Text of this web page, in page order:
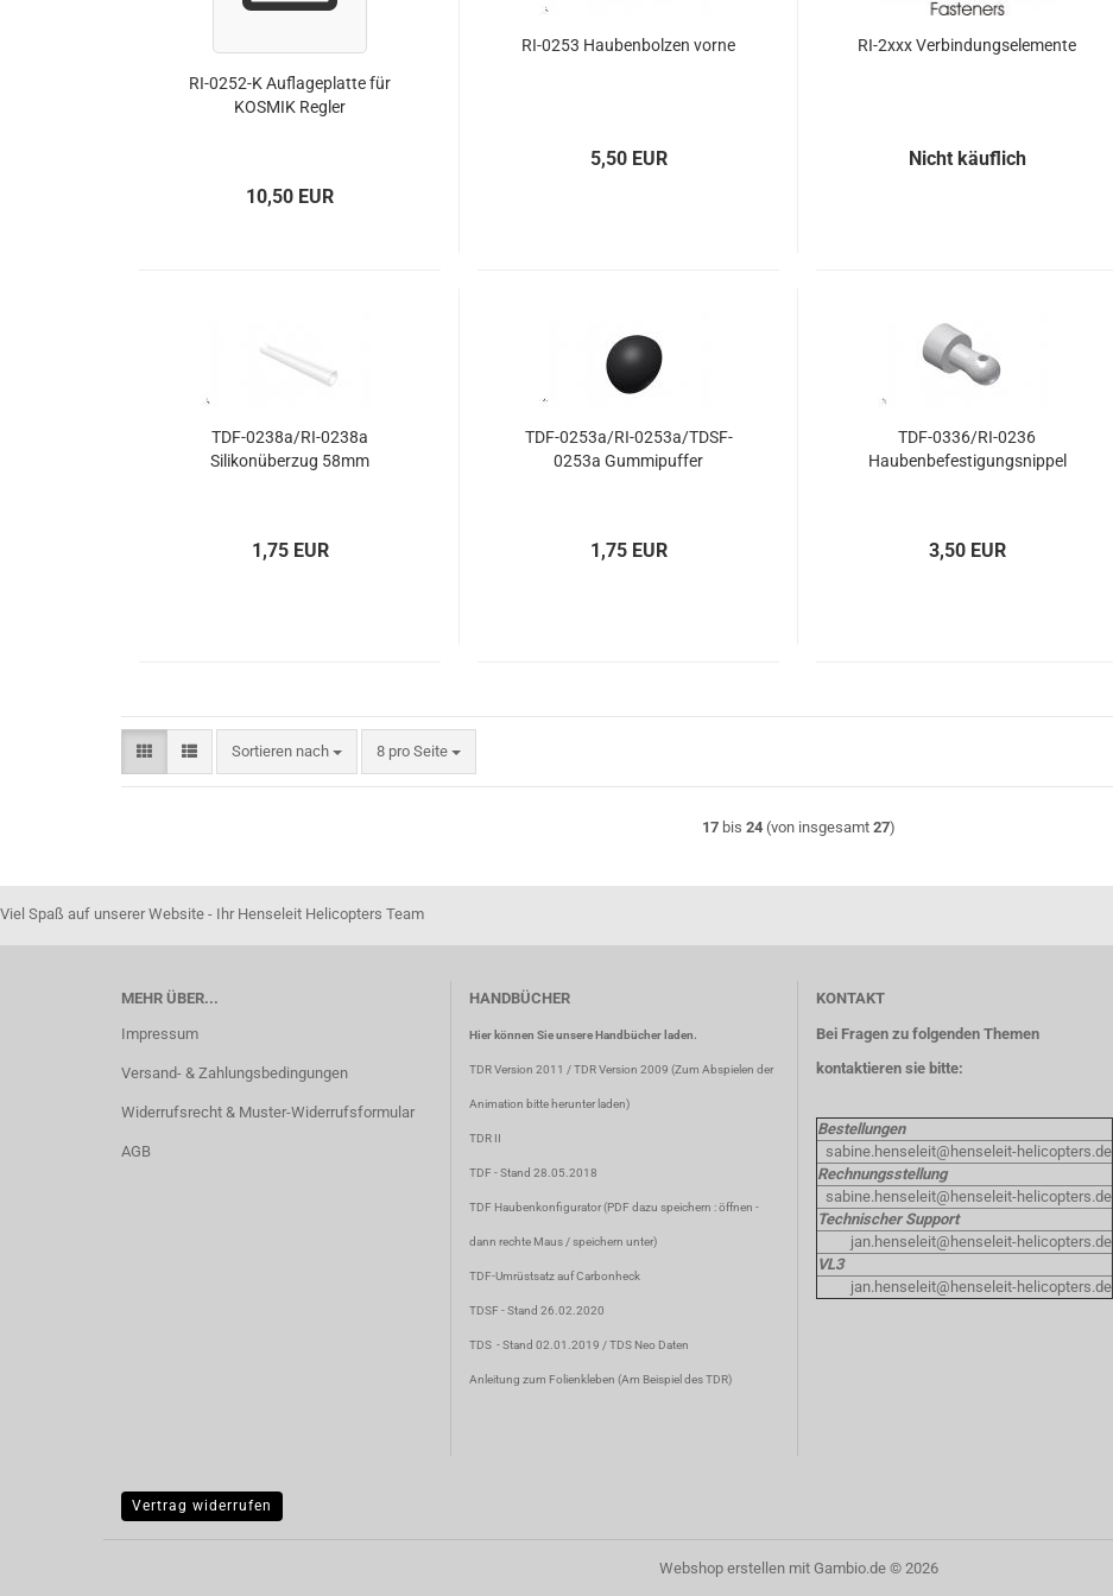
TDSF - 9 - Heckrotorgetriebe
RI-0252-K Auflageplatte für
KOSMIK Regler
10,50 EUR
RI-0253 Haubenbolzen vorne
5,50 EUR
RI-2xxx Verbindungselemente
Nicht käuflich
TDF-0238a/RI-0238a
Silikonüberzug 58mm
1,75 EUR
TDF-0253a/RI-0253a/TDSF-
0253a Gummipuffer
1,75 EUR
TDF-0336/RI-0236
Haubenbefestigungsnippel
3,50 EUR
Sortieren nach
Sortieren nach 8 pro Seite
pro Seite
17bis 24(von insgesamt 27)
Viel Spaß auf unserer Website - Ihr Henseleit Helicopters Team
MEHR ÜBER...
Impressum
Versand- & Zahlungsbedingungen
Widerrufsrecht & Muster-Widerrufsformular
AGB
HANDBÜCHER
Hier können Sie unsere Handbücher laden.
TDR Version 2011 /TDR Version 2009 (Zum Abspielen der
Animation bitte herunter laden)
TDR II
TDF - Stand 28.05.2018
TDF Haubenkonfigurator(PDF dazu speichern : öffnen -
dann rechte Maus / speichern unter)
TDF-Umrüstsatz auf Carbonheck
TDSF - Stand 26.02.2020
TDS - Stand 02.01.2019 /TDS Neo Daten
Anleitung zum Folienkleben (Am Beispiel des TDR)
KONTAKT
Bei Fragen zu folgenden Themen
kontaktieren sie bitte:
Bestellungen
sabine.henseleit@henseleit-helicopters.de
Rechnungsstellung
sabine.henseleit@henseleit-helicopters.de
Technischer Support
jan.henseleit@henseleit-helicopters.de
VL3
jan.henseleit@henseleit-helicopters.de
Vertrag widerrufen
Webshop erstellenmit Gambio.de © 2026